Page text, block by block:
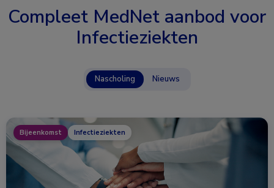
Compleet MedNet aanbod voor
Infectieziekten
Nascholing Nieuws
Bijeenkomst Infectieziekten